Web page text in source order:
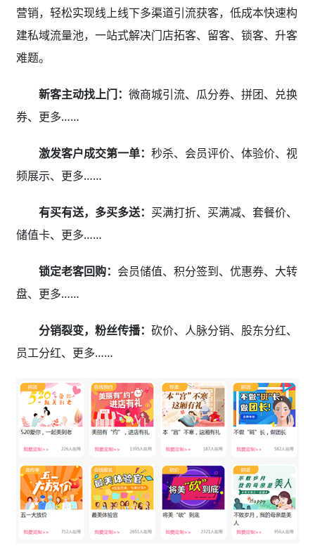
营销，轻松实现线上线下多渠道引流获客，低成本快速构
建私域流量池，一站式解决门店拓客、留客、锁客、升客
难题。
新客主动找上门： 微商城引流、瓜分券、拼团、兑换
券、更多……
激发客户成交第一单： 秒杀、会员评价、体验价、视
频展示、更多……
有买有送，多买多送： 买满打折、买满减、套餐价、
储值卡、更多……
锁定老客回购： 会员储值、积分签到、优惠券、大转
盘、更多……
分销裂变，粉丝传播： 砍价、人脉分销、股东分红、
员工分红、更多……